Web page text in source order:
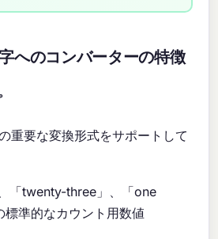
へのコンバーターの特徴
重要な変換形式をサポートして
「twenty-three」、「one
準的なカウント用数値